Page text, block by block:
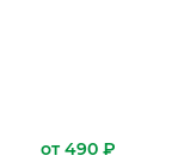
от 490 ₽